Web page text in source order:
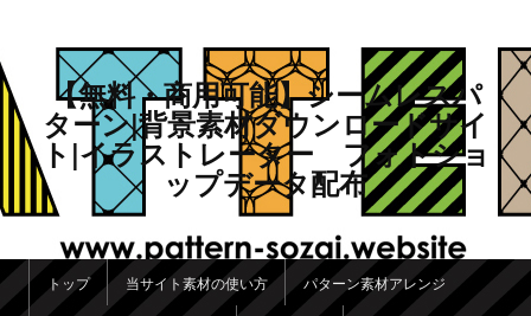
【無料・商用可能】シームレスパ
ターン|背景素材ダウンロードサイ
ト|イラストレーター フォトショ
ップデータ配布
メインメニュー
メインコンテンツへ移動
サブコンテンツへ移動
トップ 当サイト素材の使い方 パターン素材アレンジ